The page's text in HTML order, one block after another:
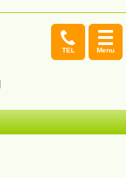
TEL Menu